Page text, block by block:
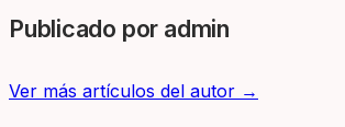
Publicado por admin
Ver más artículos del autor →